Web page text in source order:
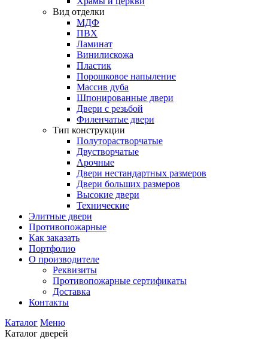
Вид отделки
МДФ
ПВХ
Ламинат
Винилискожа
Пластик
Порошковое напыление
Массив дуба
Шпонированные двери
Двери с резьбой
Филенчатые двери
Тип конструкции
Полуторастворчатые
Двустворчатые
Арочные
Двери нестандартных размеров
Двери больших размеров
Высокие двери
Технические
Элитные двери
Противопожарные
Как заказать
Портфолио
О производителе
Реквизиты
Противопожарные сертификаты
Доставка
Контакты
Каталог Меню
Каталог дверей